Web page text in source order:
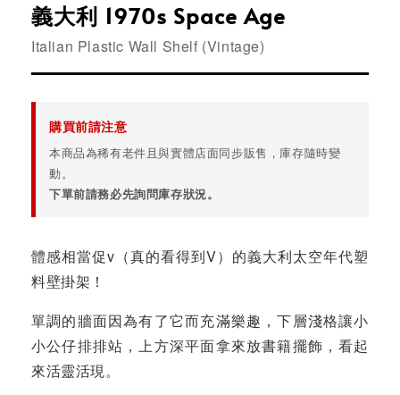
義大利 1970s Space Age
Italian Plastic Wall Shelf (Vintage)
購買前請注意
本商品為稀有老件且與實體店面同步販售，庫存隨時變
動。
下單前請務必先詢問庫存狀況。
體感相當促v（真的看得到V）的義大利太空年代塑
料壁掛架！
單調的牆面因為有了它而充滿樂趣，下層淺格讓小
小公仔排排站，上方深平面拿來放書籍擺飾，看起
來活靈活現。